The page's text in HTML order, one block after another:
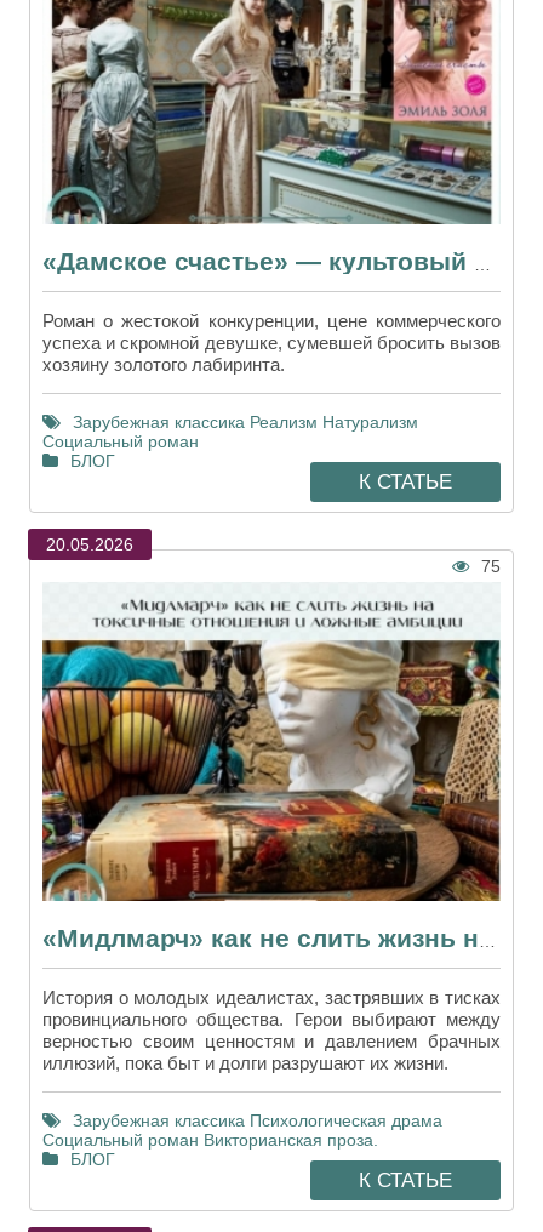
Роман о жестокой конкуренции, цене коммерческого
успеха и скромной девушке, сумевшей бросить вызов
хозяину золотого лабиринта.
Зарубежная классика Реализм Натурализм
Социальный роман
БЛОГ
К СТАТЬЕ
20.05.2026
75
«Мидлмарч» как не слить жизнь на токсичные отношения и ложные амбиции «Мидлмарч» часто ошибочно принимают за очередную душную кл
История о молодых идеалистах, застрявших в тисках
провинциального общества. Герои выбирают между
верностью своим ценностям и давлением брачных
иллюзий, пока быт и долги разрушают их жизни.
Зарубежная классика Психологическая драма
Социальный роман Викторианская проза.
БЛОГ
К СТАТЬЕ